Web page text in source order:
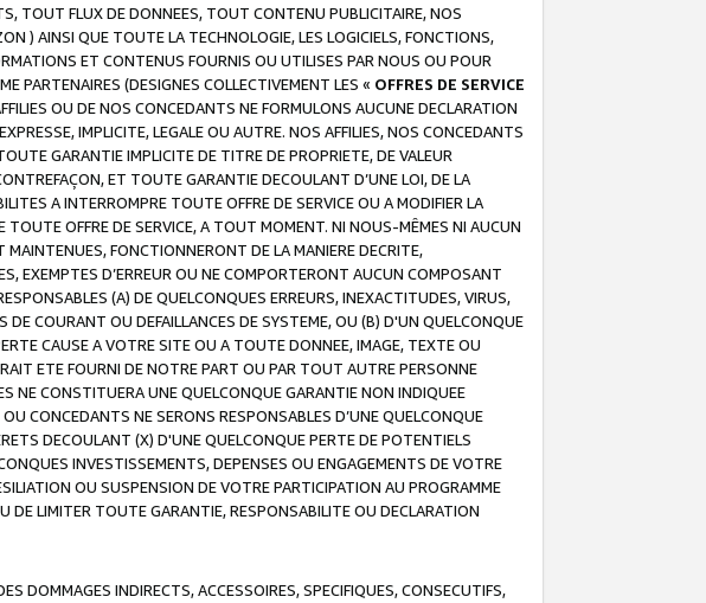
TOUT FLUX DE DONNEES, TOUT CONTENU PUBLICITAIRE, NOS
) AINSI QUE TOUTE LA TECHNOLOGIE, LES LOGICIELS, FONCTIONS,
ET CONTENUS FOURNIS OU UTILISES PAR NOUS OU POUR
PARTENAIRES (DESIGNES COLLECTIVEMENT LES « OFFRES DE SERVICE
OU DE NOS CONCEDANTS NE FORMULONS AUCUNE DECLARATION
IMPLICITE, LEGALE OU AUTRE. NOS AFFILIES, NOS CONCEDANTS
GARANTIE IMPLICITE DE TITRE DE PROPRIETE, DE VALEUR
ET TOUTE GARANTIE DECOULANT D’UNE LOI, DE LA
A INTERROMPRE TOUTE OFFRE DE SERVICE OU A MODIFIER LA
TOUTE OFFRE DE SERVICE, A TOUT MOMENT. NI NOUS-MÊMES NI AUCUN
FONCTIONNERONT DE LA MANIERE DECRITE,
EXEMPTES D’ERREUR OU NE COMPORTERONT AUCUN COMPOSANT
(A) DE QUELCONQUES ERREURS, INEXACTITUDES, VIRUS,
COURANT OU DEFAILLANCES DE SYSTEME, OU (B) D'UN QUELCONQUE
CAUSE A VOTRE SITE OU A TOUTE DONNEE, IMAGE, TEXTE OU
ETE FOURNI DE NOTRE PART OU PAR TOUT AUTRE PERSONNE
NE CONSTITUERA UNE QUELCONQUE GARANTIE NON INDIQUEE
CONCEDANTS NE SERONS RESPONSABLES D’UNE QUELCONQUE
DECOULANT (X) D'UNE QUELCONQUE PERTE DE POTENTIELS
INVESTISSEMENTS, DEPENSES OU ENGAGEMENTS DE VOTRE
OU SUSPENSION DE VOTRE PARTICIPATION AU PROGRAMME
DE LIMITER TOUTE GARANTIE, RESPONSABILITE OU DECLARATION
DOMMAGES INDIRECTS, ACCESSOIRES, SPECIFIQUES, CONSECUTIFS,